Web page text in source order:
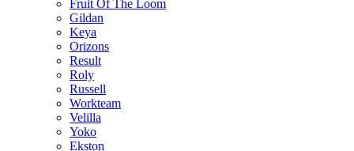
Fruit Of The Loom
Gildan
Keya
Orizons
Result
Roly
Russell
Workteam
Velilla
Yoko
Ekston